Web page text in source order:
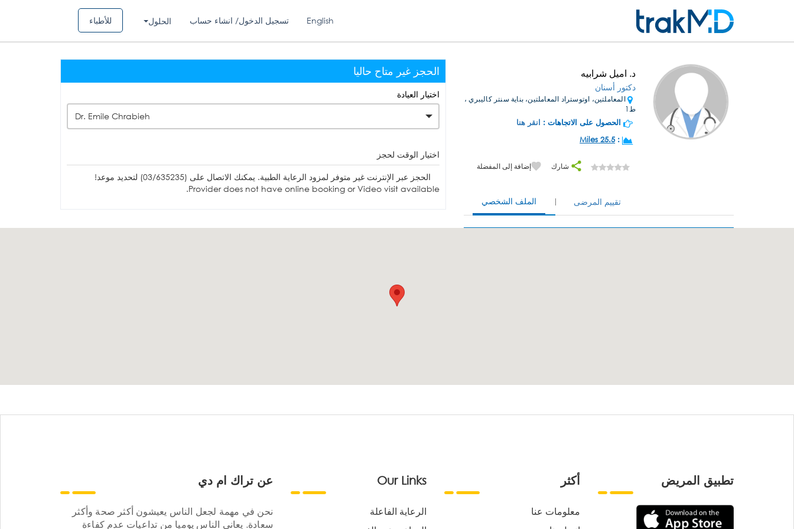
للأطباء الحلول تسجيل الدخول/ انشاء حساب English
د. اميل شرابيه
دكتور أسنان
المعاملتين، اوتوستراد المعاملتين، بناية سنتر كاليبري ،
ط1
الحصول على الاتجاهات : انقر هنا
:
25.5 Miles
شارك إضافة إلى المفضلة
الملف الشخصي تقييم المرضى
الحجز غير متاح حاليا
اختيار العيادة
Dr. Emile Chrabieh
اختيار الوقت لحجز
الحجز عبر الإنترنت غير متوفر لمزود الرعاية الطبية. يمكنك الاتصال على (03/635235) لتحديد موعد!
Provider does not have online booking or Video visit available.
عن تراك ام دي
نحن في مهمة لجعل الناس يعيشون أكثر صحة وأكثر
سعادة. يعاني الناس يوميا من تداعيات عدم كفاءة
Our Links
الرعاية الفاعلة
أكثر
معلومات عنا
تطبيق المريض